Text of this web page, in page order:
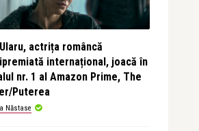
actrița româncă
internațional, joacă în
nr. 1 al Amazon Prime, The
Puterea
Năstase